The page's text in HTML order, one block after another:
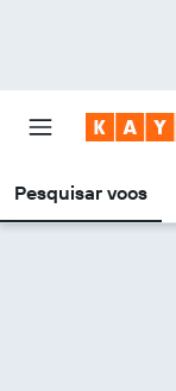
Pesquisar voos